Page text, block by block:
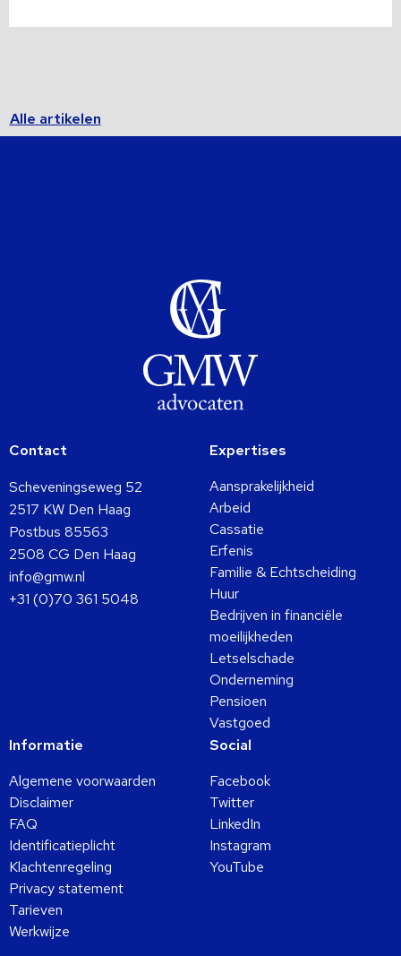
Alle artikelen
Contact
Scheveningseweg 52
2517 KW Den Haag
Postbus 85563
2508 CG Den Haag
info@gmw.nl
+31 (0)70 361 5048
Expertises
Aansprakelijkheid
Arbeid
Cassatie
Erfenis
Familie & Echtscheiding
Huur
Bedrijven in financiële
moeilijkheden
Letselschade
Onderneming
Pensioen
Vastgoed
Informatie
Algemene voorwaarden
Disclaimer
FAQ
Identificatieplicht
Klachtenregeling
Privacy statement
Tarieven
Werkwijze
Social
Facebook
Twitter
LinkedIn
Instagram
YouTube